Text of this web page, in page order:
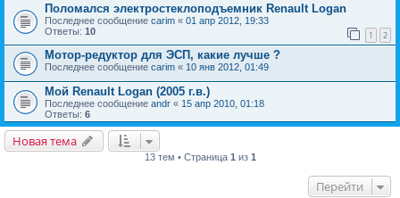
Поломался электростеклоподъемник Renault Logan
Последнее сообщение carim « 01 апр 2012, 19:33
Ответы: 10 1 2
Мотор-редуктор для ЭСП, какие лучше ?
Последнее сообщение carim « 10 янв 2012, 01:49
Мой Renault Logan (2005 г.в.)
Последнее сообщение andr « 15 апр 2010, 01:18
Ответы: 6
Новая тема
13 тем • Страница 1 из 1
Перейти